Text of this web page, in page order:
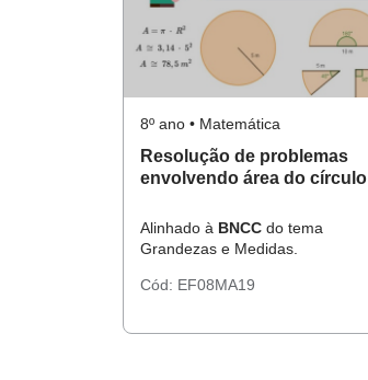
8º ano • Matemática
Resolução de problemas
envolvendo área do círculo
Alinhado à BNCC do tema
Grandezas e Medidas.
Cód: EF08MA19